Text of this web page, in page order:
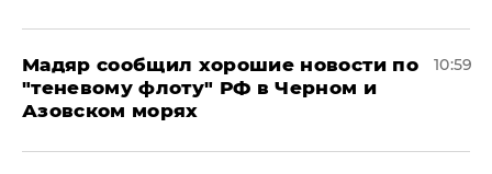
Мадяр сообщил хорошие новости по
"теневому флоту" РФ в Черном и
Азовском морях
10:59